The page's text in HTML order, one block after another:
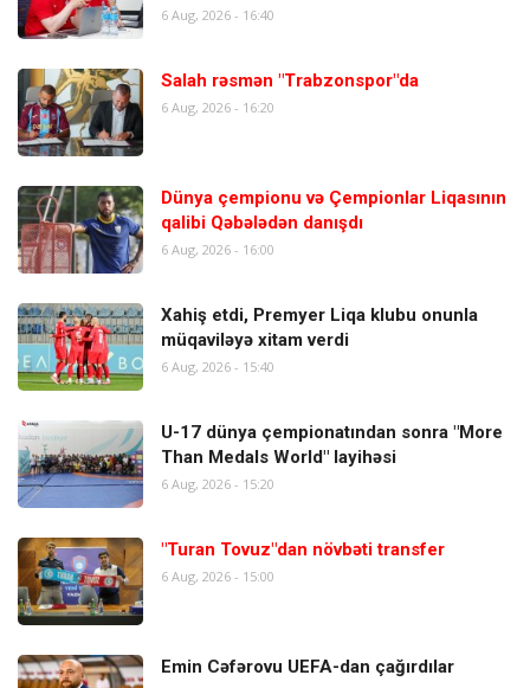
6 Aug, 2026 - 16:40
Salah rəsmən "Trabzonspor"da
6 Aug, 2026 - 16:20
Dünya çempionu və Çempionlar Liqasının
qalibi Qəbələdən danışdı
6 Aug, 2026 - 16:00
Xahiş etdi, Premyer Liqa klubu onunla
müqaviləyə xitam verdi
6 Aug, 2026 - 15:40
U-17 dünya çempionatından sonra "More
Than Medals World" layihəsi
6 Aug, 2026 - 15:20
"Turan Tovuz"dan növbəti transfer
6 Aug, 2026 - 15:00
Emin Cəfərovu UEFA-dan çağırdılar